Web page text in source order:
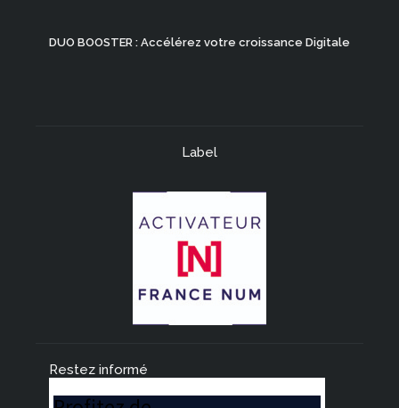
DUO BOOSTER : Accélérez votre croissance Digitale
Label
Restez informé